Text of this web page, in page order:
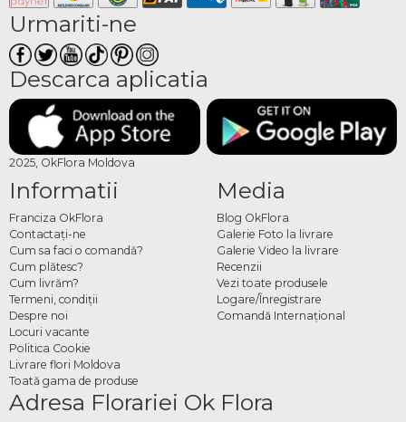
Urmariti-ne
Descarca aplicatia
2025, OkFlora Moldova
Informatii
Franciza OkFlora
Contactaţi-ne
Cum sa faci o comandă?
Cum plătesc?
Cum livrăm?
Termeni, condiţii
Despre noi
Locuri vacante
Politica Cookie
Livrare flori Moldova
Toată gama de produse
Media
Blog OkFlora
Galerie Foto la livrare
Galerie Video la livrare
Recenzii
Vezi toate produsele
Logare/Înregistrare
Comandă Internațional
Adresa Florariei Ok Flora